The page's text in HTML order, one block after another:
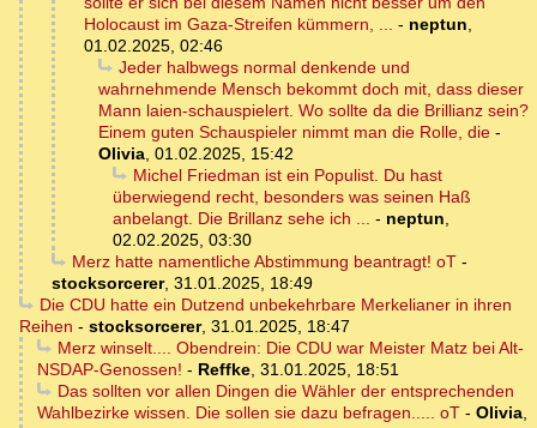
Holocaust im Gaza-Streifen kümmern, ... - neptun,
01.02.2025, 02:46
Jeder halbwegs normal denkende und
wahrnehmende Mensch bekommt doch mit, dass dieser
Mann laien-schauspielert. Wo sollte da die Brillianz sein?
Einem guten Schauspieler nimmt man die Rolle, die -
Olivia, 01.02.2025, 15:42
Michel Friedman ist ein Populist. Du hast
überwiegend recht, besonders was seinen Haß
anbelangt. Die Brillanz sehe ich ... - neptun,
02.02.2025, 03:30
Merz hatte namentliche Abstimmung beantragt! oT-
stocksorcerer, 31.01.2025, 18:49
Die CDU hatte ein Dutzend unbekehrbare Merkelianer in ihren
Reihen - stocksorcerer, 31.01.2025, 18:47
Merz winselt.... Obendrein: Die CDU war Meister Matz bei Alt-
NSDAP-Genossen! - Reffke, 31.01.2025, 18:51
Das sollten vor allen Dingen die Wähler der entsprechenden
Wahlbezirke wissen. Die sollen sie dazu befragen..... oT - Olivia,